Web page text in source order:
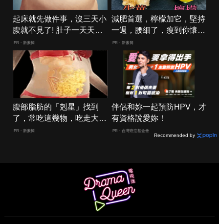
起床就先做件事，沒三天小
腹就不見了! 肚子一天天變
小！
PR・新素簡
減肥首選，檸檬加它，堅持
一週，腰細了，瘦到你懷疑
人生
PR・新素簡
腹部脂肪的「剋星」找到
了，常吃這幾物，吃走大肚
囊，瘦出小蠻腰
PR・新素簡
伴侶和妳一起預防HPV，才
有資格說愛妳！
PR・台灣癌症基金會
Recommended by